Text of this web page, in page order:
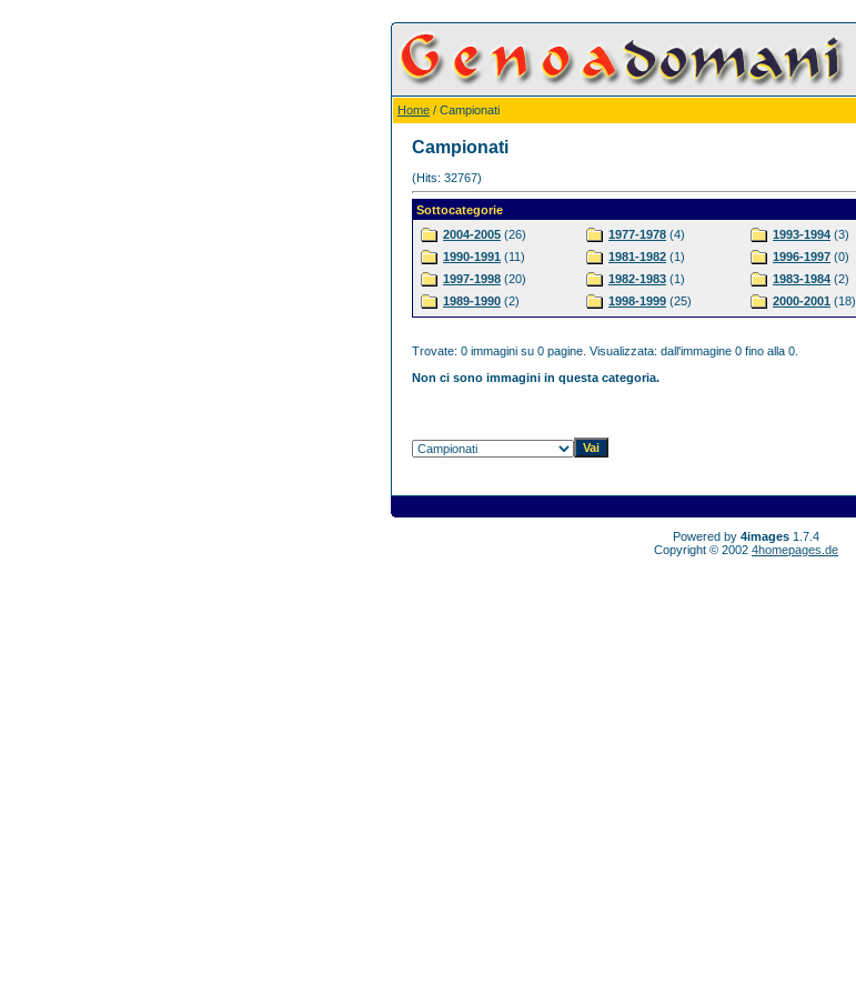
Home / Campionati
Campionati
(Hits: 32767)
Sottocategorie
2004-2005 (26)
1990-1991 (11)
1997-1998 (20)
1989-1990 (2)
1977-1978 (4)
1981-1982 (1)
1982-1983 (1)
1998-1999 (25)
1993-1994 (3)
1996-1997 (0)
1983-1984 (2)
2000-2001 (18)
Trovate: 0 immagini su 0 pagine. Visualizzata: dall'immagine 0 fino alla 0.
Non ci sono immagini in questa categoria.
Powered by 4images 1.7.4
Copyright © 2002 4homepages.de